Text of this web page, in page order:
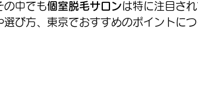
の中でも個室脱毛サロンは特に注目さ
び方、東京でおすすめのポイントに